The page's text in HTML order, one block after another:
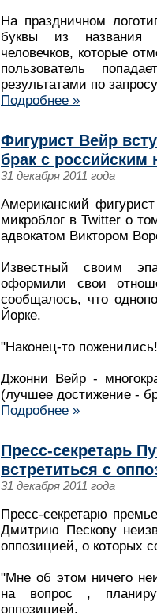
На праздничном
буквы из названия
человечков, которые
пользователь
результатами по
Подробнее »
Фигурист Вейр
брак с российским
31 декабря 2011 года
Американский
микроблог в Twitter о
адвокатом Виктором
Известный своим
оформили свои
сообщалось, что
Йорке.
"Наконец-то
Джонни Вейр -
(лучшее достижение -
Подробнее »
Пресс-секретарь
встретиться с
31 декабря 2011 года
Пресс-секретарю
Дмитрию Пескову
оппозицией, о которых
"Мне об этом ничего
на вопрос ,
оппозицией.